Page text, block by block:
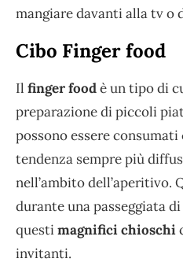
mangiare davanti alla tv o
Cibo Finger food
Il finger foodè un tipo di
preparazione di piccoli
possono essere
tendenza sempre più
nell’ambito dell’aperitivo.
durante una passeggiata
questimagnifici chioschi
invitanti.